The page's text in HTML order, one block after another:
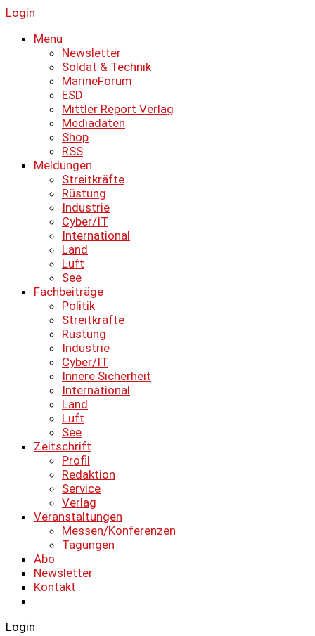
Login
Menu
Newsletter
Soldat & Technik
MarineForum
ESD
Mittler Report Verlag
Mediadaten
Shop
RSS
Meldungen
Streitkräfte
Rüstung
Industrie
Cyber/IT
International
Land
Luft
See
Fachbeiträge
Politik
Streitkräfte
Rüstung
Industrie
Cyber/IT
Innere Sicherheit
International
Land
Luft
See
Zeitschrift
Profil
Redaktion
Service
Verlag
Veranstaltungen
Messen/Konferenzen
Tagungen
Abo
Newsletter
Kontakt
Login